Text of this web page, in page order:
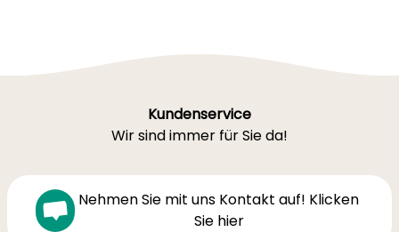
Kundenservice
Wir sind immer für Sie da!
Nehmen Sie mit uns Kontakt auf! Klicken
Sie hier